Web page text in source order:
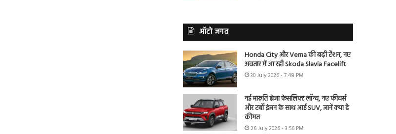
ऑटो जगत
Honda City और Verna की बढ़ी टेंशन, नए
अवतार में आ रही Skoda Slavia Facelift
30 July 2026 - 7:48 PM
नई मारुति ब्रेजा फेसलिफ्ट लॉन्च, नए फीचर्स
और टर्बो इंजन के साथ आई SUV, जानें क्या है
कीमत
26 July 2026 - 3:56 PM